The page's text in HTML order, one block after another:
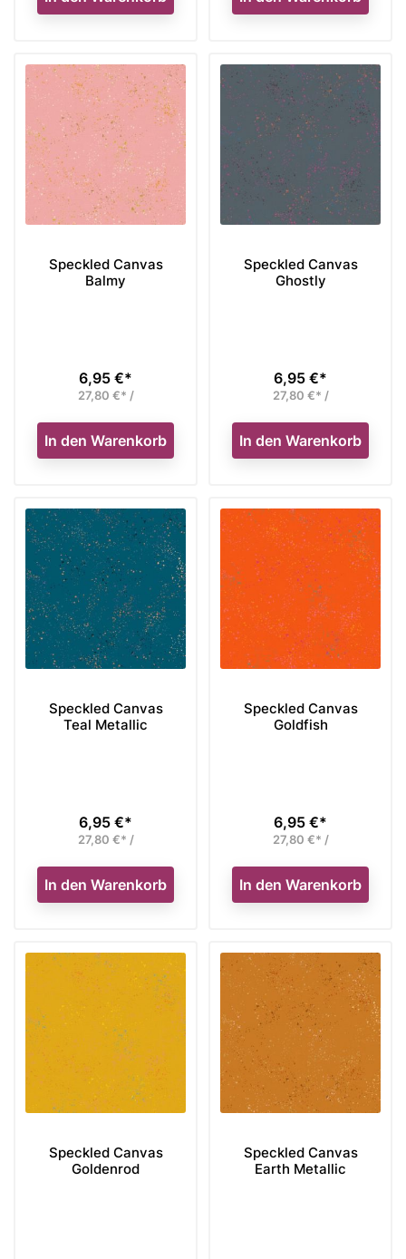
Speckled Canvas
Balmy
Preis
6,95 €*
27,80 €* /
In den Warenkorb
Speckled Canvas
Ghostly
Preis
6,95 €*
27,80 €* /
In den Warenkorb
Speckled Canvas
Teal Metallic
Preis
6,95 €*
27,80 €* /
In den Warenkorb
Speckled Canvas
Goldfish
Preis
6,95 €*
27,80 €* /
In den Warenkorb
Speckled Canvas
Goldenrod
Speckled Canvas
Earth Metallic